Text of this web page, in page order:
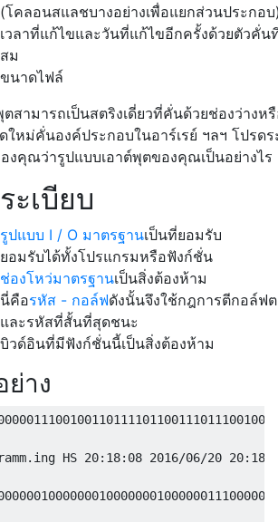
(โคลอนสแลชบางอย่างเพื่อแยกส่วนประกอ
เวลาที่แก้ไขและวันที่แก้ไขอีกครั้งด้วยตัวคั่น
สม
ขนาดไฟล์
ตสามารถเป็นสตริงเดี่ยวที่คั่นด้วยช่องว่างห
ใหม่คั่นองค์ประกอบในอาร์เรย์ ฯลฯ โปรด
งคุณว่ารูปแบบเอาต์พุตของคุณเป็นอย่างไร
ะเบียบ
รูปแบบ I / O มาตรฐานเป็นที่ยอมรับ
ยอมรับได้ทั้งโปรแกรมหรือฟังก์ชั่น
ช่องโหว่มาตรฐานเป็นสิ่งต้องห้าม
นี่คือรหัส - กอล์ฟดังนั้นจึงใช้กฎการตีกอล์ฟ
และรหัสที่สั้นที่สุดชนะ
บิวด์อินที่มีฟังก์ชั่นนี้เป็นสิ่งต้องห้าม
ย่าง
HS 20:18:08 2016/06/20